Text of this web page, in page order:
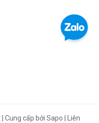
Cung cấp bởi Sapo | Liên